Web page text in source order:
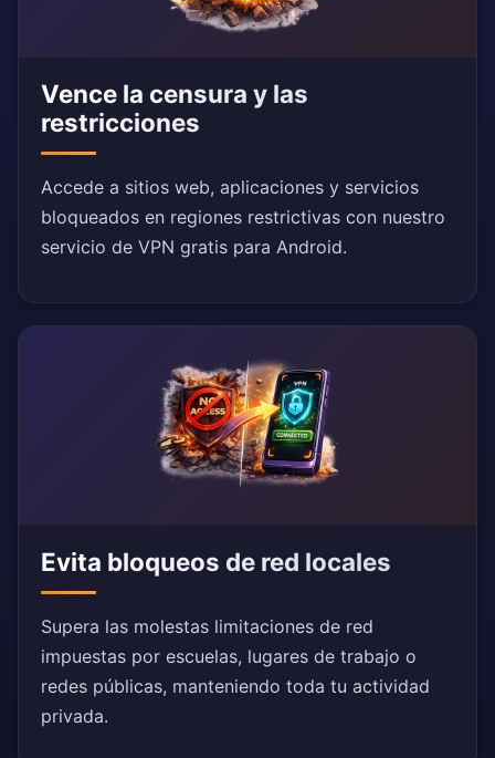
Vence la censura y las
restricciones
Accede a sitios web, aplicaciones y servicios
bloqueados en regiones restrictivas con nuestro
servicio de VPN gratis para Android.
Evita bloqueos de red locales
Supera las molestas limitaciones de red
impuestas por escuelas, lugares de trabajo o
redes públicas, manteniendo toda tu actividad
privada.